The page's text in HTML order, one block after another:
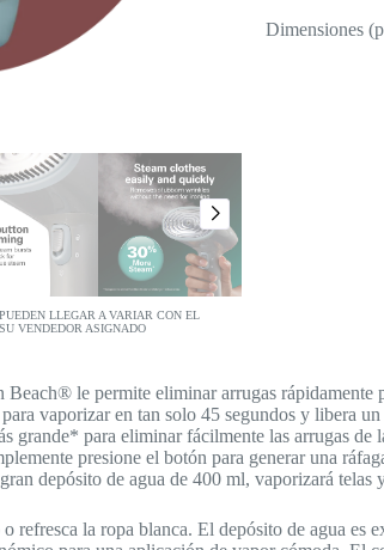
LLEGAR A VARIAR CON EL
VENDEDOR ASIGNADO
Dimensiones
le permite eliminar arrugas rápidamente
vaporizar en tan solo 45 segundos y libera
grande* para eliminar fácilmente las arrugas de
presione el botón para generar una
depósito de agua de 400 ml, vaporizará telas
refresca la ropa blanca. El depósito de agua